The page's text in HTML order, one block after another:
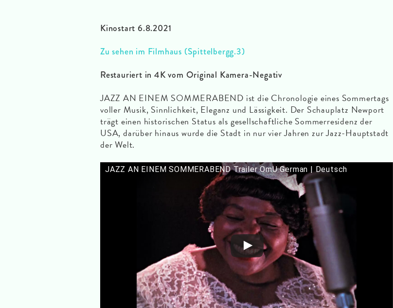
Kinostart 6.8.2021
Zu sehen im Filmhaus (Spittelbergg.3)
Restauriert in 4K vom Original Kamera-Negativ
JAZZ AN EINEM SOMMERABEND ist die Chronologie eines Sommertags
voller Musik, Sinnlichkeit, Eleganz und Lässigkeit. Der Schauplatz Newport
trägt einen historischen Status als gesellschaftliche Sommerresidenz der
USA, darüber hinaus wurde die Stadt in nur vier Jahren zur Jazz-Hauptstadt
der Welt.
JAZZ AN EINEM SOMMERABEND Trailer OmU German | Deutsch